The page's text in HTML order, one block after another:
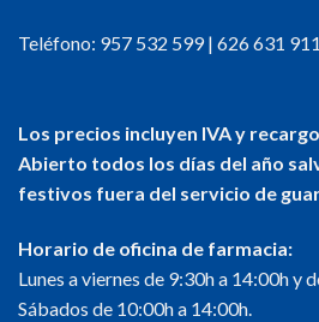
Teléfono: 957 532 599| 626 631 911
Los precios incluyen IVA y
Abierto todos los días del año
festivos fuera del servicio de
Horario de oficina de farmacia:
Lunes a viernes de 9:30h a 14:00h y
Sábados de 10:00h a 14:00h.